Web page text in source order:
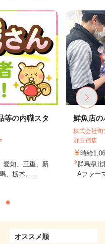
等の内職スタ
愛知、三重、新
、栃木、...
鮮魚店の
株式会社旬
野田宿店
時給
群馬県北
Aファー